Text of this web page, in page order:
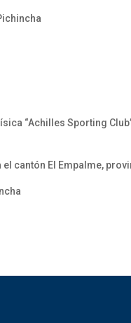
“Achilles Sporting
cantón El Empalme,